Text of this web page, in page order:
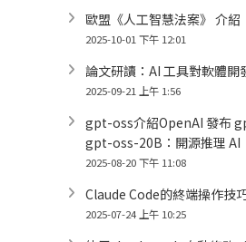
歐盟《人工智慧法案》 介紹
2025-10-01 下午 12:01
論文研讀：AI 工具對軟體開
2025-09-21 上午 1:56
gpt-oss介紹OpenAI 發布
gpt-oss-20B：開源推理 AI
2025-08-20 下午 11:08
Claude Code的終端操作技
2025-07-24 上午 10:25